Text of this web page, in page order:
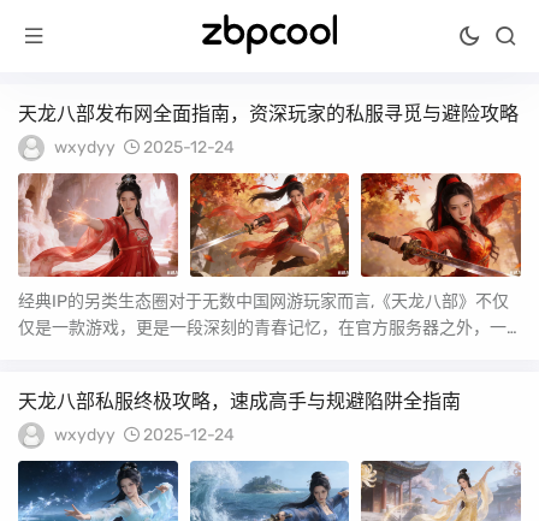
天龙八部发布网全面指南，资深玩家的私服寻觅与避险攻略
wxydyy 2025-12-24
经典IP的另类生态圈对于无数中国网游玩家而言,《天龙八部》不仅
仅是一款游戏，更是一段深刻的青春记忆，在官方服务器之外，一
天龙八部私服终极攻略，速成高手与规避陷阱全指南
wxydyy 2025-12-24